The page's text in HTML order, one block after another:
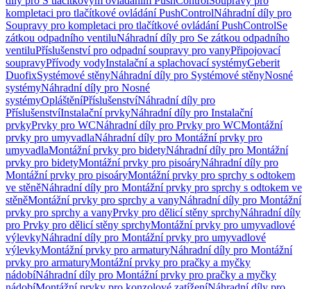
kompletaci pro tlačítkové ovládání PushControlNáhradní díly pro
Soupravy pro kompletaci pro tlačítkové ovládání PushControlSe
zátkou odpadního ventiluNáhradní díly pro Se zátkou odpadního
ventiluPříslušenství pro odpadní soupravy pro vanyPřipojovací
soupravyPřívody vodyInstalační a splachovací systémyGeberit
DuofixSystémové stěnyNáhradní díly pro Systémové stěnyNosné
systémyNáhradní díly pro Nosné
systémyOpláštěníPříslušenstvíNáhradní díly pro
PříslušenstvíInstalační prvkyNáhradní díly pro Instalační
prvkyPrvky pro WCNáhradní díly pro Prvky pro WCMontážní
prvky pro umyvadlaNáhradní díly pro Montážní prvky pro
umyvadlaMontážní prvky pro bidetyNáhradní díly pro Montážní
prvky pro bidetyMontážní prvky pro pisoáryNáhradní díly pro
Montážní prvky pro pisoáryMontážní prvky pro sprchy s odtokem
ve stěněNáhradní díly pro Montážní prvky pro sprchy s odtokem ve
stěněMontážní prvky pro sprchy a vanyNáhradní díly pro Montážní
prvky pro sprchy a vanyPrvky pro dělicí stěny sprchyNáhradní díly
pro Prvky pro dělicí stěny sprchyMontážní prvky pro umyvadlové
výlevkyNáhradní díly pro Montážní prvky pro umyvadlové
výlevkyMontážní prvky pro armaturyNáhradní díly pro Montážní
prvky pro armaturyMontážní prvky pro pračky a myčky
nádobíNáhradní díly pro Montážní prvky pro pračky a myčky